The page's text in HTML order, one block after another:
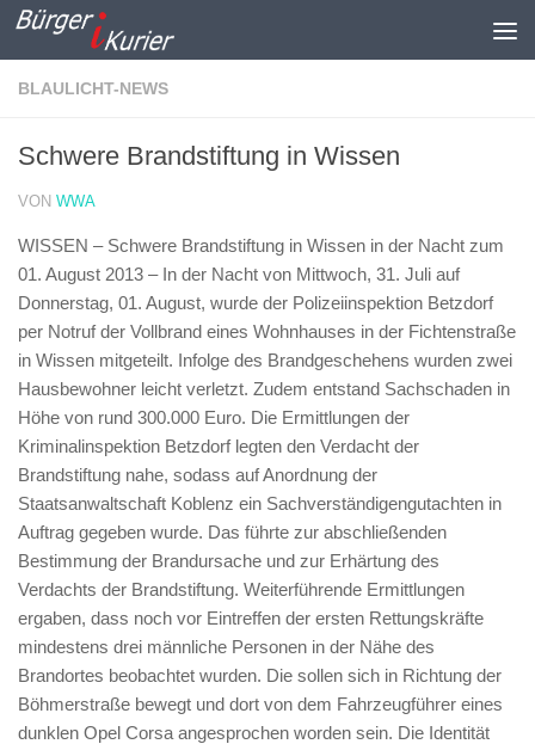
Zum Inhalt springen
BLAULICHT-NEWS
Schwere Brandstiftung in Wissen
VON WWA
WISSEN – Schwere Brandstiftung in Wissen in der Nacht zum
01. August 2013 –In der Nacht von Mittwoch, 31. Juli auf
Donnerstag, 01. August, wurde der Polizeiinspektion Betzdorf
per Notruf der Vollbrand eines Wohnhauses in der Fichtenstraße
in Wissen mitgeteilt. Infolge des Brandgeschehens wurden zwei
Hausbewohner leicht verletzt. Zudem entstand Sachschaden in
Höhe von rund 300.000 Euro. Die Ermittlungen der
Kriminalinspektion Betzdorf legten den Verdacht der
Brandstiftung nahe, sodass auf Anordnung der
Staatsanwaltschaft Koblenz ein Sachverständigengutachten in
Auftrag gegeben wurde. Das führte zur abschließenden
Bestimmung der Brandursache und zur Erhärtung des
Verdachts der Brandstiftung. Weiterführende Ermittlungen
ergaben, dass noch vor Eintreffen der ersten Rettungskräfte
mindestens drei männliche Personen in der Nähe des
Brandortes beobachtet wurden. Die sollen sich in Richtung der
Böhmerstraße bewegt und dort von dem Fahrzeugführer eines
dunklen Opel Corsa angesprochen worden sein. Die Identität